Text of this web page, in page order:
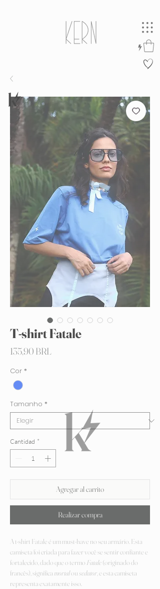
T-shirt Fatale
135,90 BRLPrecio
Cor *
Tamanho *
Cantidad *
Agregar al carrito
Realizar compra
A t-shirt Fatale é um must-have no seu armário. Esta
camiseta foi criada para fazer você se sentir confiante e
fortalecido, dado que o termo Fatale(originado do
francês), significamortalousedutor, e esta camiseta
representa exatamente isso.